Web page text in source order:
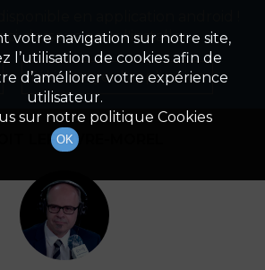
LEFEBVRE-MOREL
votre navigation sur notre site,
l’utilisation de cookies afin de
d’améliorer votre expérience
utilisateur.
sur notre politique Cookies
OK
ci-dessous pour l'installer.
Télécharger l'application